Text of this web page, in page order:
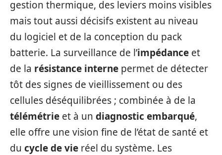
gestion thermique, des leviers moins visibles
mais tout aussi décisifs existent au niveau
du logiciel et de la conception du pack
batterie. La surveillance de l’impédance et
de la résistance interne permet de détecter
tôt des signes de vieillissement ou des
cellules déséquilibrées ; combinée à de la
télémétrie et à un diagnostic embarqué,
elle offre une vision fine de l’état de santé et
du cycle de vie réel du système. Les